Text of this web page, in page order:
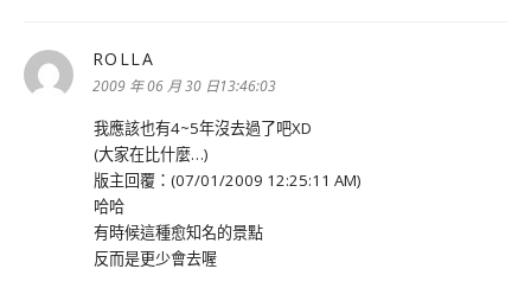
ROLLA
示:
2009 年 06 月 30 日13:46:03
我應該也有4~5年沒去過了吧XD
(大家在比什麼…)
版主回覆：(07/01/2009 12:25:11 AM)
哈哈
有時候這種愈知名的景點
反而是更少會去喔